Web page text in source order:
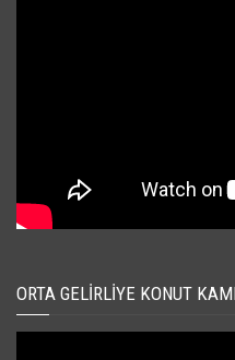
ORTA GELIRLIYE KONUT